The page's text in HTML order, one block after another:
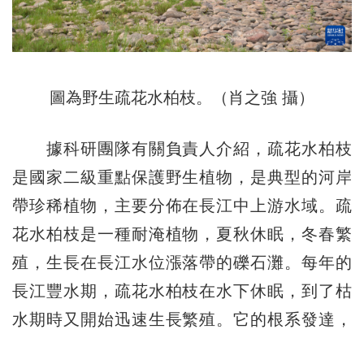
圖為野生疏花水柏枝。（肖之強 攝）
據科研團隊有關負責人介紹，疏花水柏枝
是國家二級重點保護野生植物，是典型的河岸
帶珍稀植物，主要分佈在長江中上游水域。疏
花水柏枝是一種耐淹植物，夏秋休眠，冬春繁
殖，生長在長江水位漲落帶的礫石灘。每年的
長江豐水期，疏花水柏枝在水下休眠，到了枯
水期時又開始迅速生長繁殖。它的根系發達，